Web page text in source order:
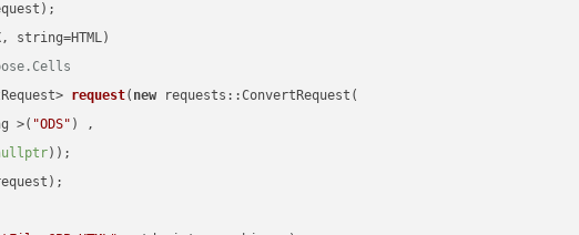
request( new requests::ConvertRequest(
>(
"ODS" ) ,
))